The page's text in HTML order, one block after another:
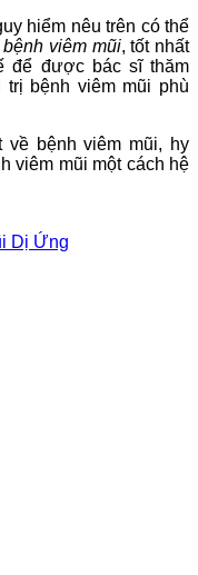
hiểm nêu trên có thể
viêm mũi, tốt nhất
để được bác sĩ thăm
bệnh viêm mũi phù
về bệnh viêm mũi, hy
viêm mũi một cách hệ
Dị Ứng